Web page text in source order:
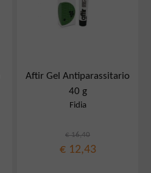
Aftir Gel Antiparassitario
40 g
Fidia
€ 16,40
€ 12,43